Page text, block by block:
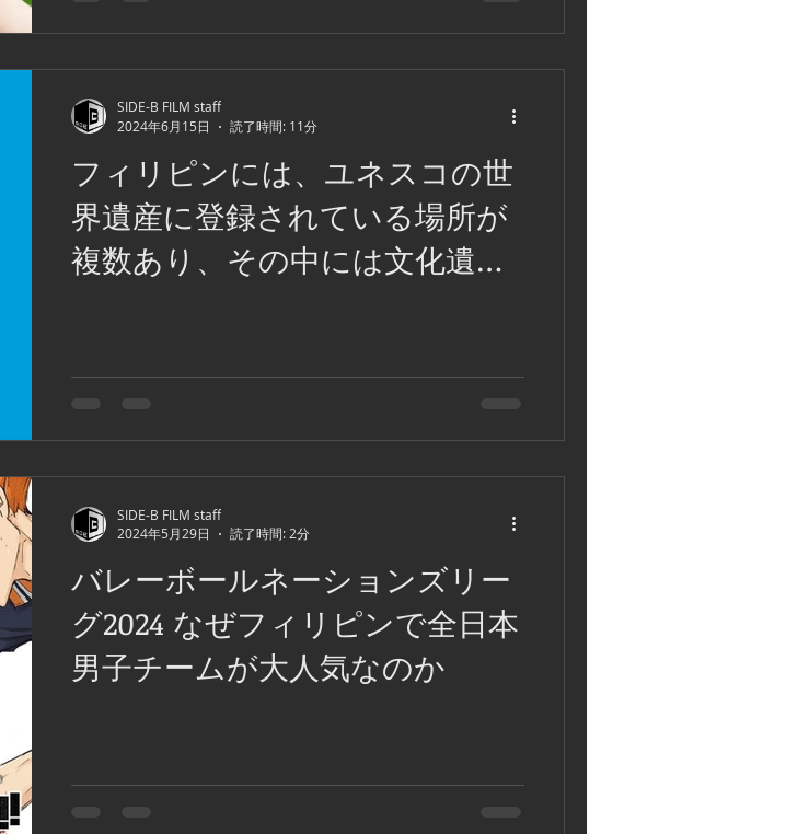
フィリピンには、ユネスコの世
界遺産に登録されている場所が
複数あり、その中には文化遺産
SIDE-B FILM staff
2024年6月15日
読了時間: 11分
バレーボールネーションズリー
グ2024 なぜフィリピンで全日本
男子チームが大人気なのか
SIDE-B FILM staff
2024年5月29日
読了時間: 2分